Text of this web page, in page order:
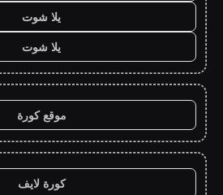
يلا شوت
يلا شوت
موقع كورة
كورة لايف